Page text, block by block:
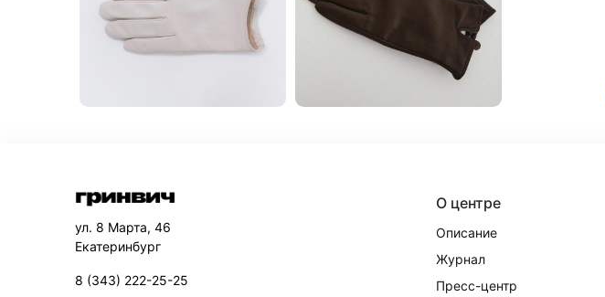
ул. 8 Марта, 46
Екатеринбург
8 (343) 222-25-25
О центре
Описание
Журнал
Пресс-центр